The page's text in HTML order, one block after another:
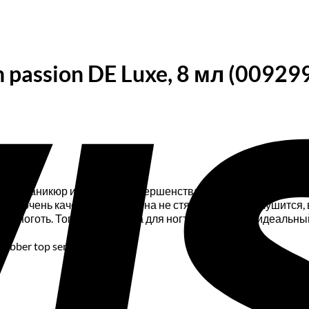
DE Luxe, 8 мл
маникюр и скроет несовершенства гель лака.
очень качественная — она не стягивается и
ноготь. Топ для гель лака для ногтей обеспечит
top series